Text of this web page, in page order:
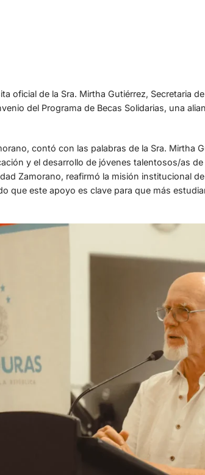
oficial de la Sra. Mirtha Gutiérrez, Secretaria
del Programa de Becas Solidarias, una
contó con las palabras de la Sra. Mirtha
y el desarrollo de jóvenes talentosos/as
Zamorano, reafirmó la misión institucional
que este apoyo es clave para que más